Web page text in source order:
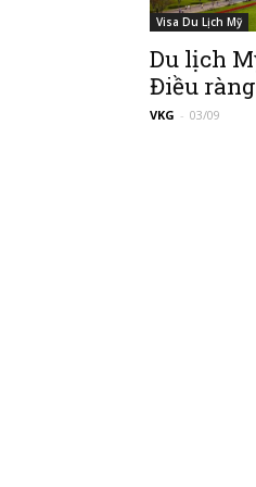
Visa Du Lịch Mỹ
Du lịch
Điều
VKG - 03/09